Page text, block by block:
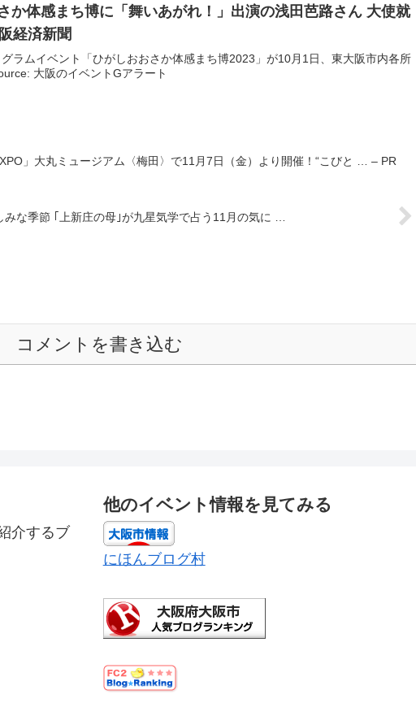
か体感まち博に「舞いあがれ！」出演の浅田芭路さん 大使就
経済新聞
ラムイベント「ひがしおおさか体感まち博2023」が10月1日、東大阪市内各所
大阪のイベントGアラート
」大丸ミュージアム〈梅田〉で11月7日（金）より開催！“こびと … – PR
も楽しみな季節 ｢上新庄の母｣が九星気学で占う11月の気に …
コメントを書き込む
介するブ
他のイベント情報を見てみる
にほんブログ村